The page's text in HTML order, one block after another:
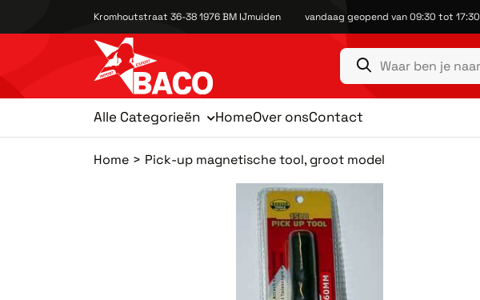
Kromhoutstraat 36-38 1976 BM IJmuiden vandaag geopend van 09:30 tot 17:30
Alle Categorieën HomeOver onsContact
Home Pick-up magnetische tool, groot model